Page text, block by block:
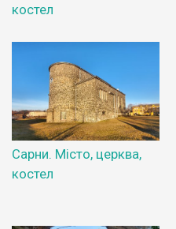
костел
Сарни. Місто, церква,
костел